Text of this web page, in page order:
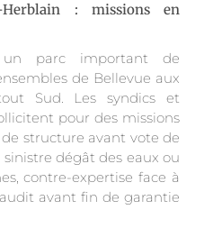
Herblain : missions en
un parc important de
de Bellevue aux
Sud. Les syndics et
pour des missions
structure avant vote de
dégât des eaux ou
contre-expertise face à
avant fin de garantie